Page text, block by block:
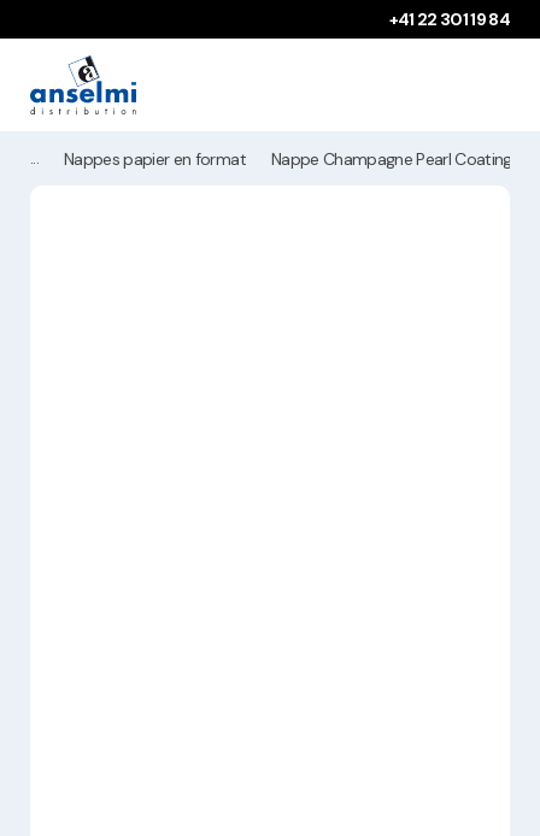
+41 22 301 19 84
Nappes papier en format Nappe Champagne Pearl Coating